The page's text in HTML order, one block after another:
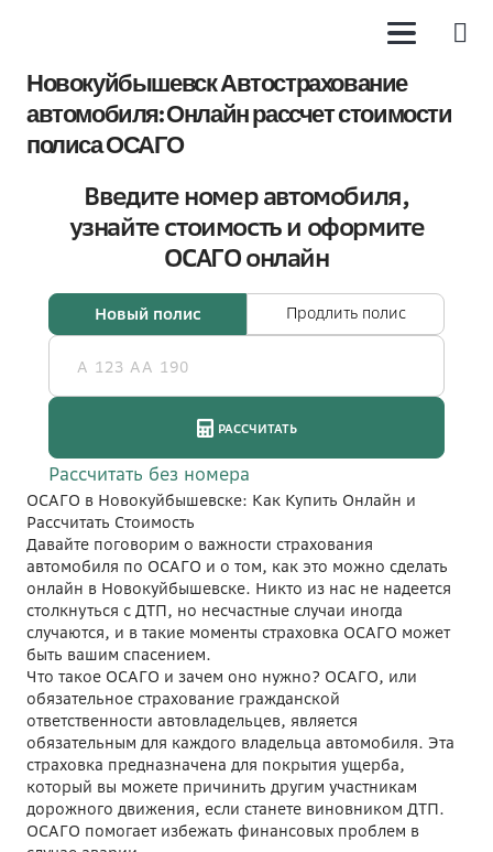
Новокуйбышевск Автострахование
автомобиля: Онлайн рассчет стоимости
полиса ОСАГО
ОСАГО в Новокуйбышевске: Как Купить Онлайн и
Рассчитать Стоимость
Давайте поговорим о важности страхования
автомобиля по ОСАГО и о том, как это можно сделать
онлайн в Новокуйбышевске. Никто из нас не надеется
столкнуться с ДТП, но несчастные случаи иногда
случаются, и в такие моменты страховка ОСАГО может
быть вашим спасением.
Что такое ОСАГО и зачем оно нужно? ОСАГО, или
обязательное страхование гражданской
ответственности автовладельцев, является
обязательным для каждого владельца автомобиля. Эта
страховка предназначена для покрытия ущерба,
который вы можете причинить другим участникам
дорожного движения, если станете виновником ДТП.
ОСАГО помогает избежать финансовых проблем в